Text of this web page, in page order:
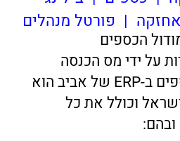
גביה
איחור בתשלום בזמן אמת
דפוסי תשלום
ותזכורות למניעת אבדן הכנסות
מכתבי דרישה לתשלום
הכולל הפקת חשבוניות ותעודות